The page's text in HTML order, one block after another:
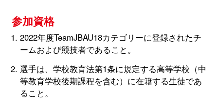
参加資格
2022年度TeamJBAU18カテゴリーに登録されたチ
ームおよび競技者であること。
選手は、学校教育法第1条に規定する高等学校（中
等教育学校後期課程を含む）に在籍する生徒であ
ること。